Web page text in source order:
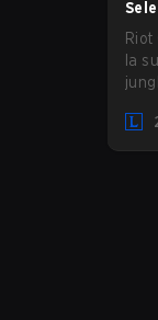
Riot
la